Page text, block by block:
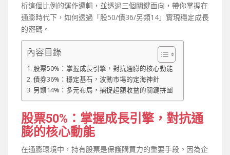
析這個比例的運作邏輯，並透過三個關鍵面向，帶你掌握在
通膨時代下，如何透過「股50/債36/另類14」實現穩定成長
的密碼。
內容目錄
股票50%：掌握成長引擎，對抗通膨的核心動能
債券36%：穩定基石，波動市場的定海神針
另類14%：多元布局，捕捉超額收益的關鍵拼圖
股票50%：掌握成長引擎，對抗通
膨的核心動能
在通膨環境中，持有股票是保護購買力的重要手段。因為企